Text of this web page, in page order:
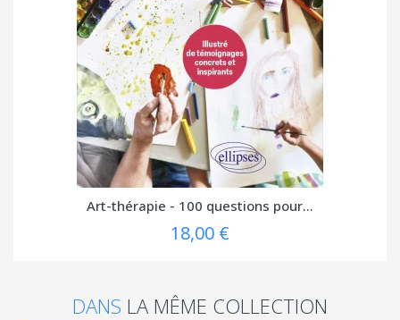
Art-thérapie - 100 questions pour...
18,00 €
DANS LA MÊME COLLECTION